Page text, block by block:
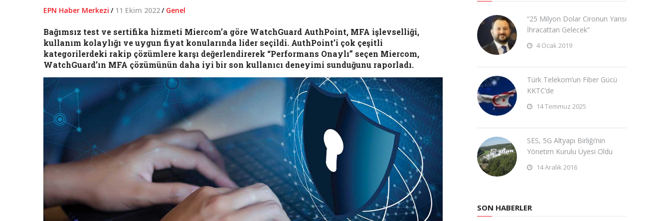
EPN Haber Merkezi / 11 Ekim 2022/ Genel
Bağımsız test ve sertifika hizmeti Miercom’a göre WatchGuard AuthPoint, MFA işlevselliği,
kullanım kolaylığı ve uygun fiyat konularında lider seçildi. AuthPoint’i çok çeşitli
kategorilerdeki rakip çözümlere karşı değerlendirerek “Performans Onaylı” seçen Miercom,
WatchGuard’ın MFA çözümünün daha iyi bir son kullanıcı deneyimi sunduğunu raporladı.
“25 Milyon Dolar Cironun Yarısı
İhracattan Gelecek”
4 Ocak 2019
Türk Telekom’un Fiber Gücü
KKTC’de
14 Temmuz 2025
SES, 5G Altyapı Birliği’nin
Yönetim Kurulu Üyesi Oldu
14 Aralık 2016
SON HABERLER